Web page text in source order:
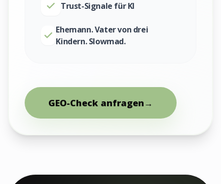
Trust-Signale für KI
Ehemann. Vater von drei
Kindern. Slowmad.
GEO-Check anfragen→